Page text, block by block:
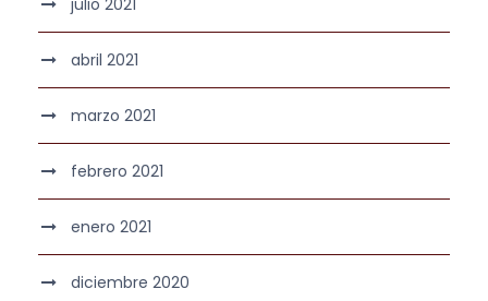
julio 2021
abril 2021
marzo 2021
febrero 2021
enero 2021
diciembre 2020